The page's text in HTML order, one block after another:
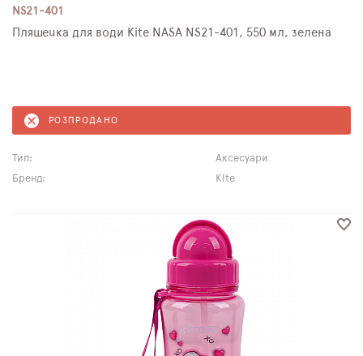
NS21-401
Пляшечка для води Kite NASA NS21-401, 550 мл, зелена
РОЗПРОДАНО
Тип:
Аксесуари
Бренд:
Kite